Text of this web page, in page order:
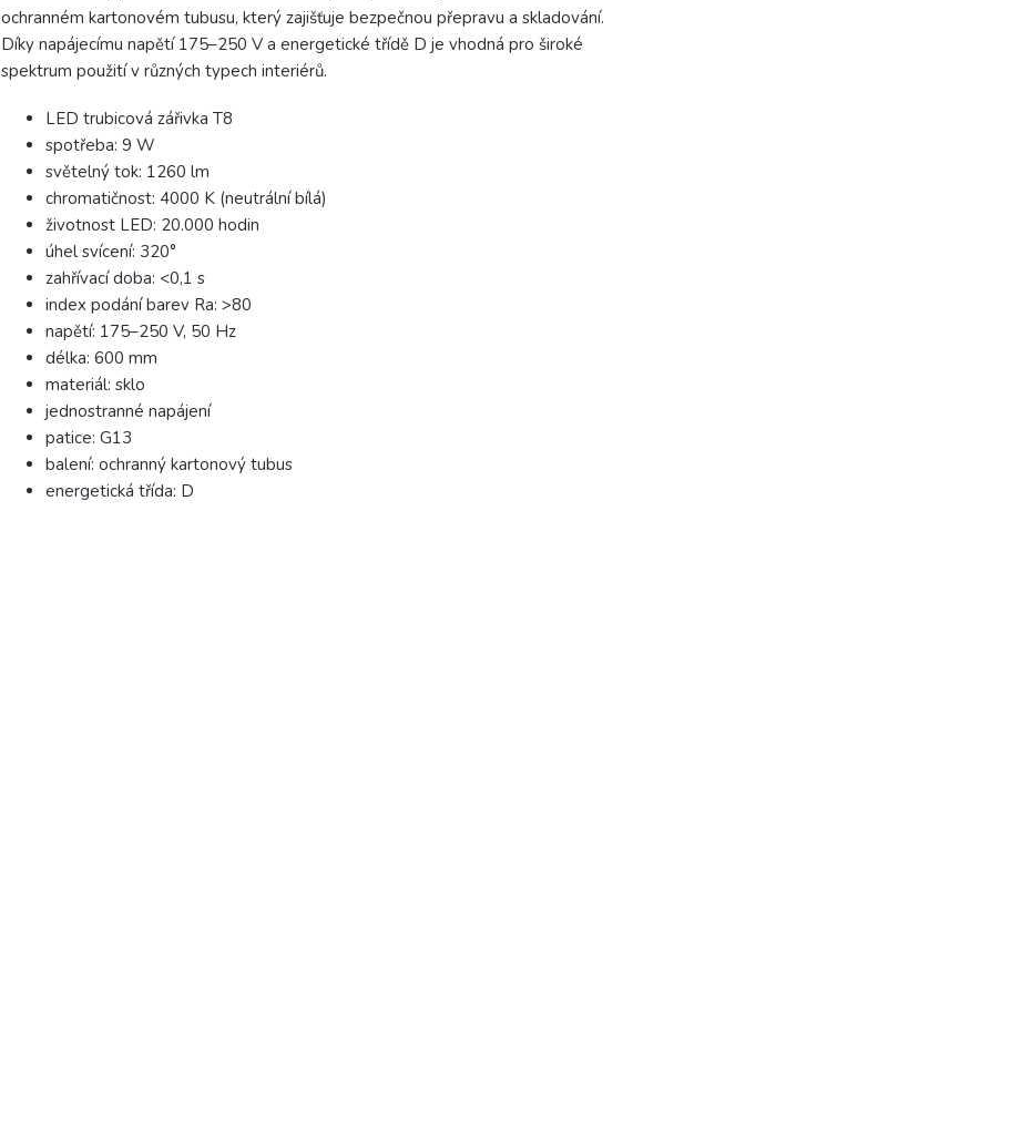
ochranném kartonovém tubusu, který zajišťuje bezpečnou přepravu a skladování.
Díky napájecímu napětí 175–250 V a energetické třídě D je vhodná pro široké
spektrum použití v různých typech interiérů.
LED trubicová zářivka T8
spotřeba: 9 W
světelný tok: 1260 lm
chromatičnost: 4000 K (neutrální bílá)
životnost LED: 20.000 hodin
úhel svícení: 320°
zahřívací doba: <0,1 s
index podání barev Ra: >80
napětí: 175–250 V, 50 Hz
délka: 600 mm
materiál: sklo
jednostranné napájení
patice: G13
balení: ochranný kartonový tubus
energetická třída: D